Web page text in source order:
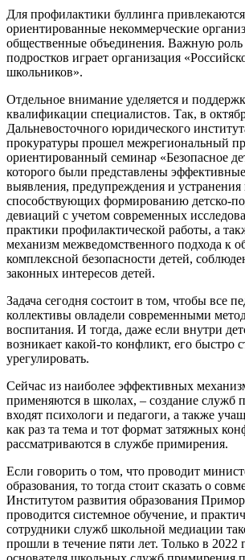
Для профилактики буллинга
ориентированные некоммерческие
общественные объединения. Важную роль
подростков играет организация
школьников».
Отдельное внимание уделяется и
квалификации специалистов. Так, в
Дальневосточного юридического
прокуратуры прошел межрегиональный
ориентированный семинар «Безопасное
которого были представлены
выявления, предупреждения и
способствующих формированию детско-
девиаций с учетом современных
практики профилактической работы, а
механизм межведомственного подхода к
комплексной безопасности детей,
законных интересов детей.
Задача сегодня состоит в том, чтобы все
коллективы овладели современными
воспитания. И тогда, даже если внутри
возникает какой-то конфликт, его быстро
урегулировать.
Сейчас из наиболее эффективных
применяются в школах, – создание служб
входят психологи и педагоги, а также
как раз та тема и тот формат затяжных
рассматриваются в службе примирения.
Если говорить о том, что проводит
образования, то тогда стоит сказать о
Институтом развития образования
проводится системное обучение, и
сотрудники служб школьной медиации
прошли в течение пяти лет. Только в 2022